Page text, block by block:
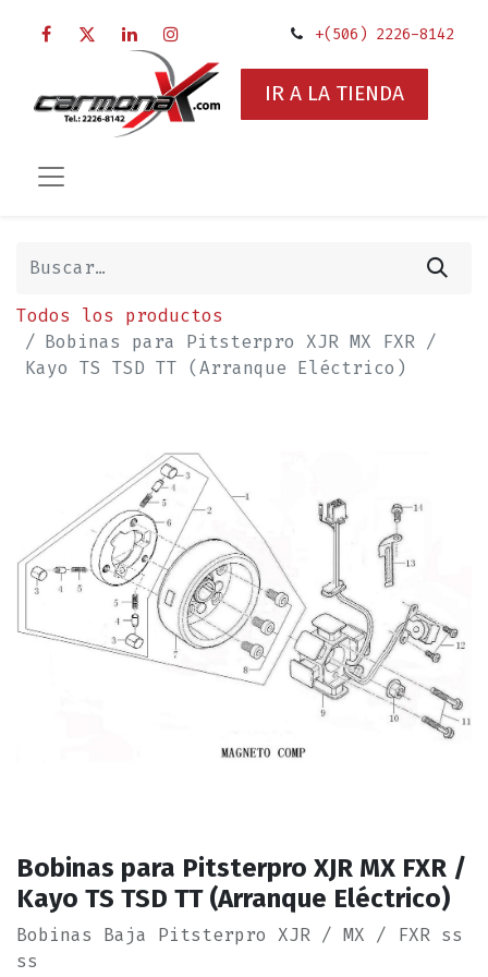
+(506) 2226-8142
IR A LA TIENDA
Todos los productos
Bobinas para Pitsterpro XJR MX FXR /
Kayo TS TSD TT (Arranque Eléctrico)
Bobinas para Pitsterpro XJR MX FXR /
Kayo TS TSD TT (Arranque Eléctrico)
Bobinas Baja Pitsterpro XJR / MX / FXR ss
ss